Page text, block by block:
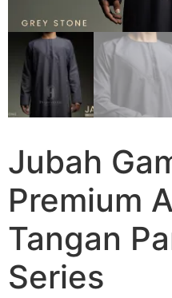
Jubah
Premium
Tangan
Series